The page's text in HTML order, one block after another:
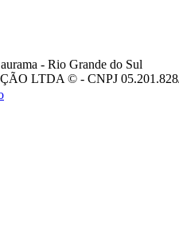
- Rio Grande do Sul
LTDA © - CNPJ 05.201.828/